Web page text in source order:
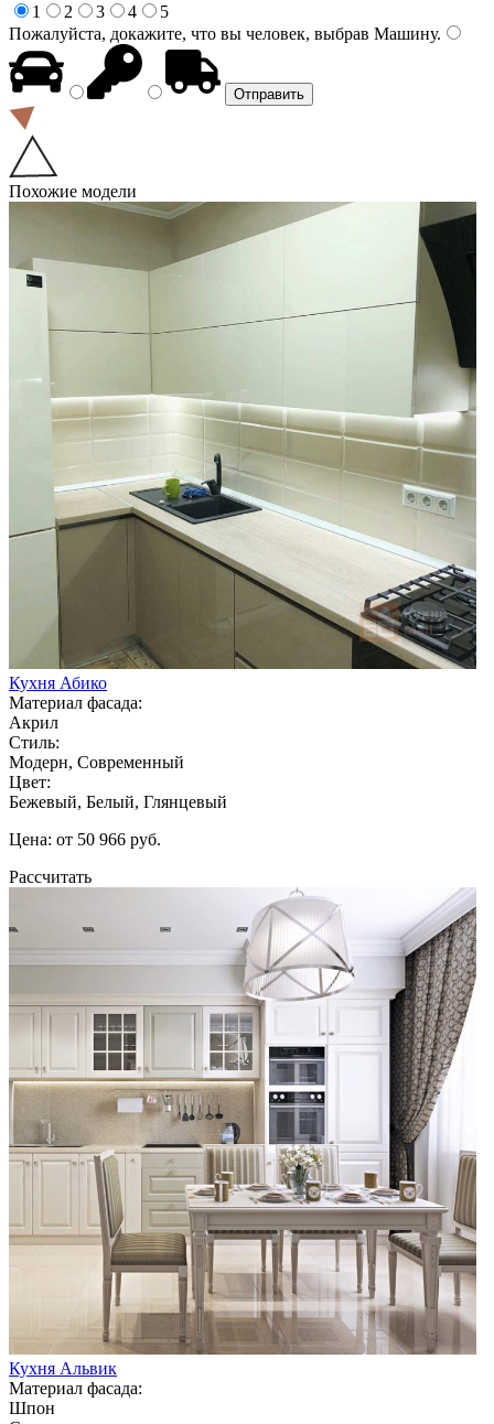
1
2 3 4
5
Пожалуйста, докажите, что вы человек, выбрав Машину.
Похожие модели
Кухня Абико
Материал фасада:
Акрил
Стиль:
Модерн, Современный
Цвет:
Бежевый, Белый, Глянцевый
Цена: от 50 966 руб.
Рассчитать
Кухня Альвик
Материал фасада:
Шпон